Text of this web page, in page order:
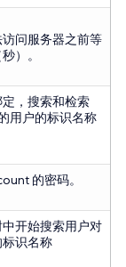
问服务器之前等
）。
，搜索和检索
用户的标识名称
的密码。
开始搜索用户对
识名称